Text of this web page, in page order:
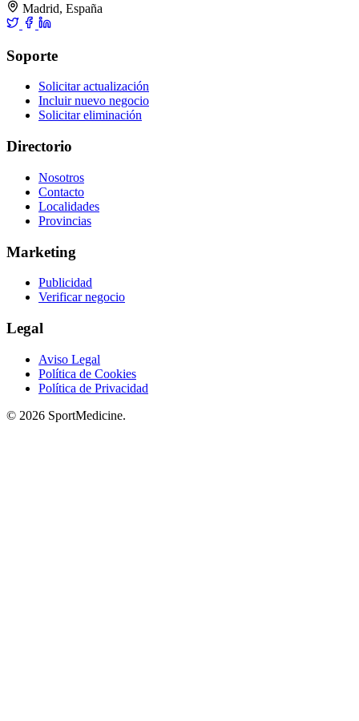
Madrid, España
Soporte
Solicitar actualización
Incluir nuevo negocio
Solicitar eliminación
Directorio
Nosotros
Contacto
Localidades
Provincias
Marketing
Publicidad
Verificar negocio
Legal
Aviso Legal
Política de Cookies
Política de Privacidad
© 2026 SportMedicine.